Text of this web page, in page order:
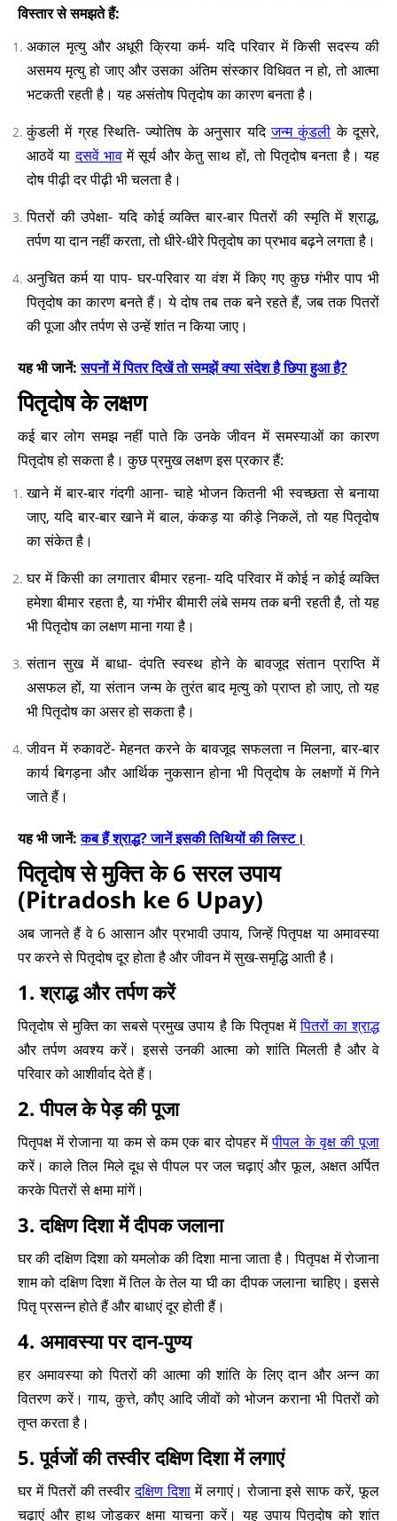
विस्तार से समझते हैं:
अकाल मृत्यु और अधूरी क्रिया कर्म- यदि परिवार में किसी सदस्य की
असमय मृत्यु हो जाए और उसका अंतिम संस्कार विधिवत न हो, तो आत्मा
भटकती रहती है। यह असंतोष पितृदोष का कारण बनता है।
कुंडली में ग्रह स्थिति- ज्योतिष के अनुसार यदिजन्म कुंडली के दूसरे,
आठवें यादसवें भावमें सूर्य और केतु साथ हों, तो पितृदोष बनता है। यह
दोष पीढ़ी दर पीढ़ी भी चलता है।
पितरों की उपेक्षा- यदि कोई व्यक्ति बार-बार पितरों की स्मृति में श्राद्ध,
तर्पण या दान नहीं करता, तो धीरे-धीरे पितृदोष का प्रभाव बढ़ने लगता है।
अनुचित कर्म या पाप- घर-परिवार या वंश में किए गए कुछ गंभीर पाप भी
पितृदोष का कारण बनते हैं। ये दोष तब तक बने रहते हैं, जब तक पितरों
की पूजा और तर्पण से उन्हें शांत न किया जाए।
यह भी जानें:सपनों में पितर दिखें तो समझें क्या संदेश है छिपा हुआ है?
पितृदोष के लक्षण
कई बार लोग समझ नहीं पाते कि उनके जीवन में समस्याओं का कारण
पितृदोष हो सकता है। कुछ प्रमुख लक्षण इस प्रकार हैं:
खाने में बार-बार गंदगी आना- चाहे भोजन कितनी भी स्वच्छता से बनाया
जाए, यदि बार-बार खाने में बाल, कंकड़ या कीड़े निकलें, तो यह पितृदोष
का संकेत है।
घर में किसी का लगातार बीमार रहना- यदि परिवार में कोई न कोई व्यक्ति
हमेशा बीमार रहता है, या गंभीर बीमारी लंबे समय तक बनी रहती है, तो यह
भी पितृदोष का लक्षण माना गया है।
संतान सुख में बाधा- दंपति स्वस्थ होने के बावजूद संतान प्राप्ति में
असफल हों, या संतान जन्म के तुरंत बाद मृत्यु को प्राप्त हो जाए, तो यह
भी पितृदोष का असर हो सकता है।
जीवन में रुकावटें- मेहनत करने के बावजूद सफलता न मिलना, बार-बार
कार्य बिगड़ना और आर्थिक नुकसान होना भी पितृदोष के लक्षणों में गिने
जाते हैं।
यह भी जानें:कब हैं श्राद्ध? जानें इसकी तिथियों की लिस्ट।
पितृदोष से मुक्ति के 6 सरल उपाय
(Pitradosh ke 6 Upay)
अब जानते हैं वे 6 आसान और प्रभावी उपाय, जिन्हें पितृपक्ष या अमावस्या
पर करने से पितृदोष दूर होता है और जीवन में सुख-समृद्धि आती है।
1. श्राद्ध और तर्पण करें
पितृदोष से मुक्ति का सबसे प्रमुख उपाय है कि पितृपक्ष मेंपितरों का श्राद्ध
और तर्पण अवश्य करें। इससे उनकी आत्मा को शांति मिलती है और वे
परिवार को आशीर्वाद देते हैं।
2. पीपल के पेड़ की पूजा
पितृपक्ष में रोजाना या कम से कम एक बार दोपहर मेंपीपल के वृक्ष की पूजा
करें। काले तिल मिले दूध से पीपल पर जल चढ़ाएं और फूल, अक्षत अर्पित
करके पितरों से क्षमा मांगें।
3. दक्षिण दिशा में दीपक जलाना
घर की दक्षिण दिशा को यमलोक की दिशा माना जाता है। पितृपक्ष में रोजाना
शाम को दक्षिण दिशा में तिल के तेल या घी का दीपक जलाना चाहिए। इससे
पितृ प्रसन्न होते हैं और बाधाएं दूर होती हैं।
4. अमावस्या पर दान-पुण्य
हर अमावस्या को पितरों की आत्मा की शांति के लिए दान और अन्न का
वितरण करें। गाय, कुत्ते, कौए आदि जीवों को भोजन कराना भी पितरों को
तृप्त करता है।
5. पूर्वजों की तस्वीर दक्षिण दिशा में लगाएं
घर में पितरों की तस्वीरदक्षिण दिशामें लगाएं। रोजाना इसे साफ करें, फूल
चढ़ाएं और हाथ जोड़कर क्षमा याचना करें। यह उपाय पितृदोष को शांत